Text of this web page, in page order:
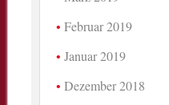
Februar 2019
Januar 2019
Dezember 2018